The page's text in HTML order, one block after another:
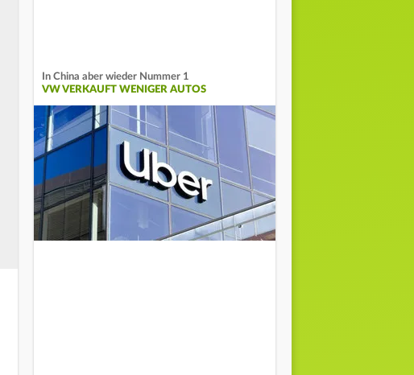
In China aber wieder Nummer 1
VW VERKAUFT WENIGER AUTOS